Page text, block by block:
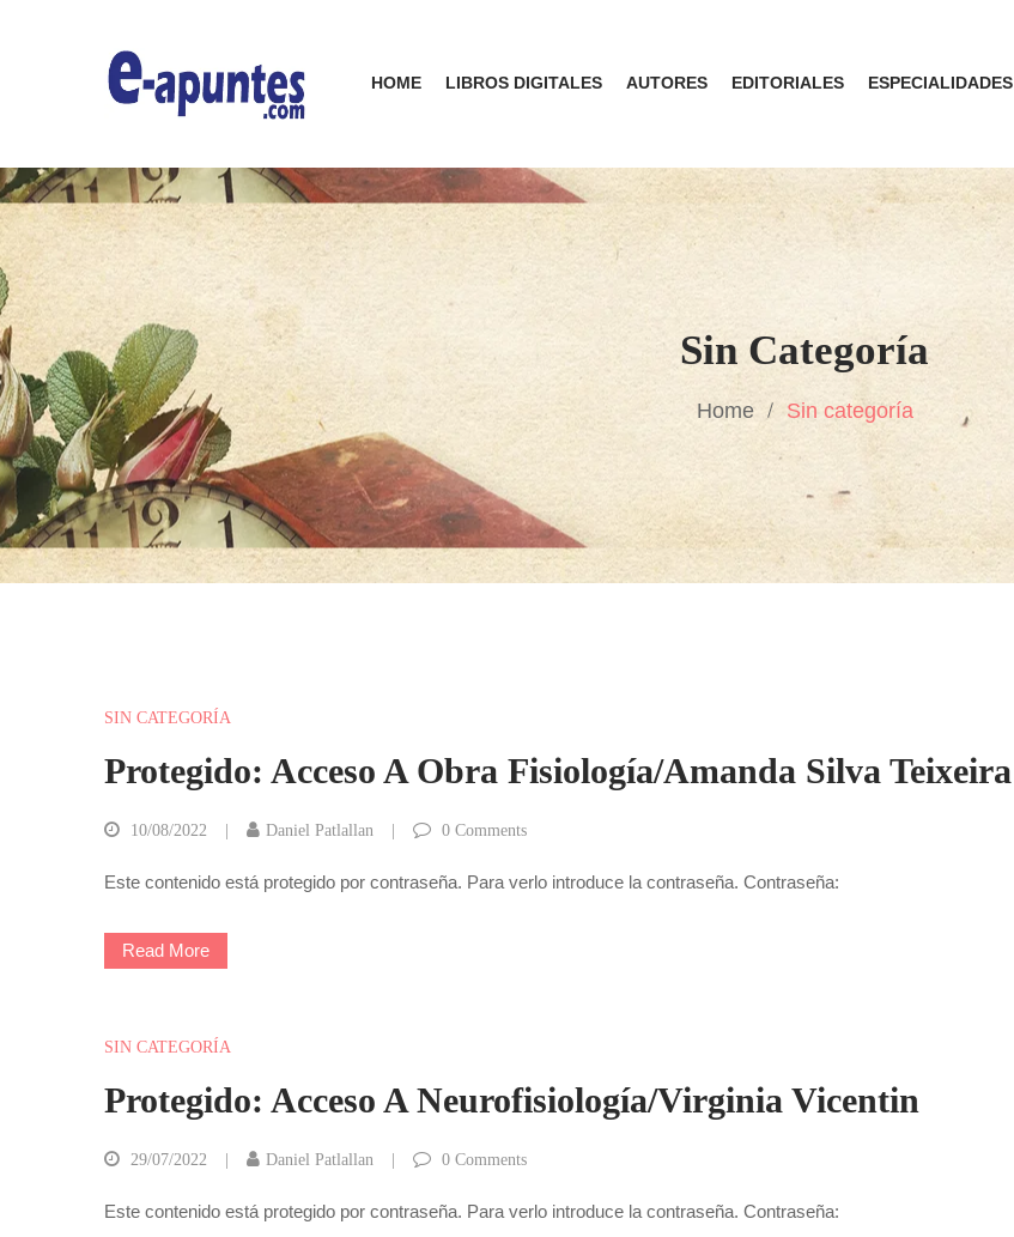
HOME LIBROS DIGITALES AUTORES EDITORIALES ESPECIALIDADES
Sin Categoría
Home Sin categoría
SIN CATEGORÍA
Protegido: Acceso A Obra Fisiología/Amanda Silva Teixeira
10/08/2022 Daniel Patlallan 0 Comments
Este contenido está protegido por contraseña. Para verlo introduce la contraseña. Contraseña:
Read More
SIN CATEGORÍA
Protegido: Acceso A Neurofisiología/Virginia Vicentin
29/07/2022 Daniel Patlallan 0 Comments
Este contenido está protegido por contraseña. Para verlo introduce la contraseña. Contraseña: